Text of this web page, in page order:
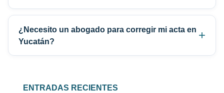
¿Necesito un abogado para corregir mi acta en
Yucatán?
ENTRADAS RECIENTES